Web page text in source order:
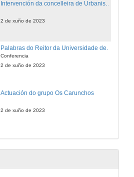
2 de xuño de 2023
Palabras do Reitor da Universidade de Vigo
Conferencia
2 de xuño de 2023
Actuación do grupo Os Carunchos
2 de xuño de 2023